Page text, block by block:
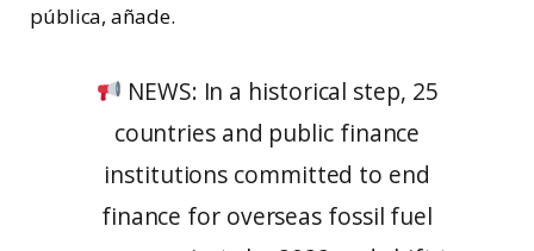
pública, añade.
NEWS: In a historical step, 25
countries and public finance
institutions committed to end
finance for overseas fossil fuel